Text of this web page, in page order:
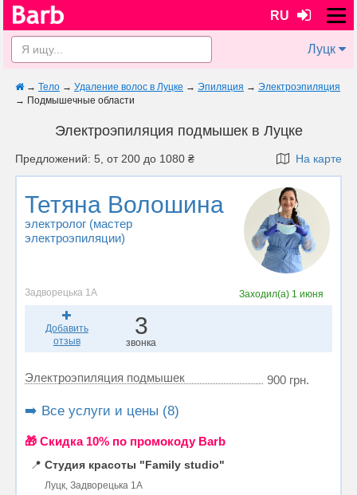
RU
Луцк
→ Тело → Удаление волос в Луцке → Эпиляция → Электроэпиляция
→ Подмышечные области
Электроэпиляция подмышек в Луцке
Предложений: 5, от 200 до 1080 ₴ На карте
Тетяна Волошина
электролог (мастер
электроэпиляции)
Задворецька 1А Заходил(а) 1 июня
Добавить
отзыв
3
звонка
Электроэпиляция подмышек 900 грн.
➡️ Все услуги и цены (8)
🎁 Cкидка 10% по промокоду Barb
📍 Студия красоты "Family studio"
Луцк, Задворецька 1А